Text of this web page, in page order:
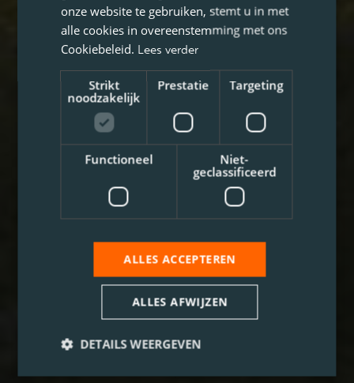
onze website te gebruiken, stemt u in met
alle cookies in overeenstemming met ons
Cookiebeleid. Lees verder
Strikt
noodzakelijk
Prestatie Targeting
Functioneel
Niet-
geclassificeerd
ALLES ACCEPTEREN
ALLES AFWIJZEN
DETAILS WEERGEVEN